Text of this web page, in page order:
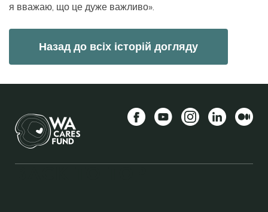
я вважаю, що це дуже важливо».
Назад до всіх історій догляду